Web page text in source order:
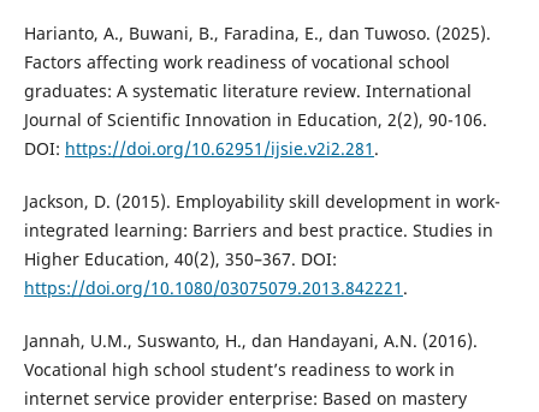
Harianto, A., Buwani, B., Faradina, E., dan Tuwoso. (2025).
Factors affecting work readiness of vocational school
graduates: A systematic literature review. International
Journal of Scientific Innovation in Education, 2(2), 90-106.
DOI: https://doi.org/10.62951/ijsie.v2i2.281 .
Jackson, D. (2015). Employability skill development in work-
integrated learning: Barriers and best practice. Studies in
Higher Education, 40(2), 350–367. DOI:
https://doi.org/10.1080/03075079.2013.842221 .
Jannah, U.M., Suswanto, H., dan Handayani, A.N. (2016).
Vocational high school student’s readiness to work in
internet service provider enterprise: Based on mastery